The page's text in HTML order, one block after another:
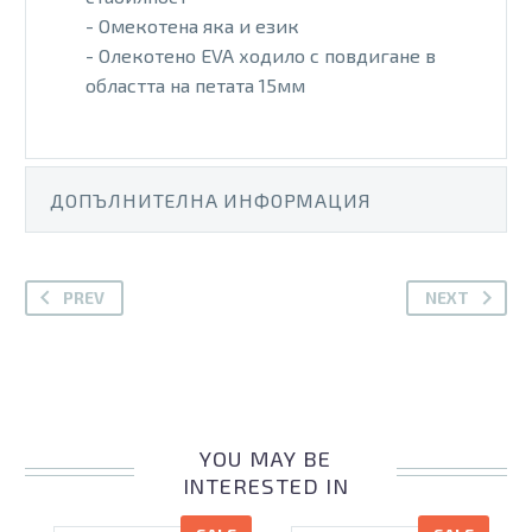
- Омекотена яка и език
- Олекотено EVA ходило с повдигане в
областта на петата 15мм
ДОПЪЛНИТЕЛНА ИНФОРМАЦИЯ
PREV NEXT
YOU MAY BE
INTERESTED IN